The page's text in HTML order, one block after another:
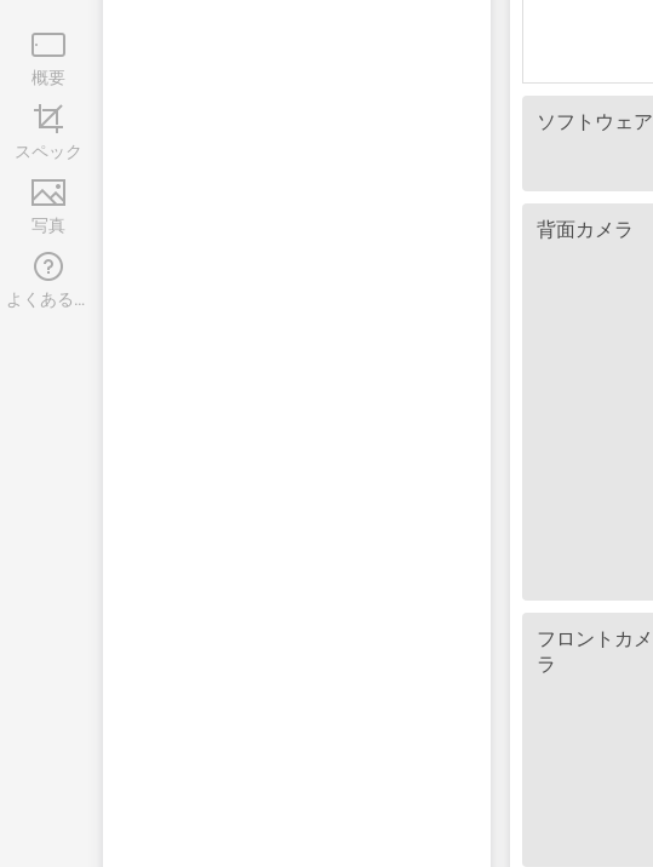
ソフトウェア
背面カメラ
フロントカメ
ラ
概要
スペック
写真
よくある質問